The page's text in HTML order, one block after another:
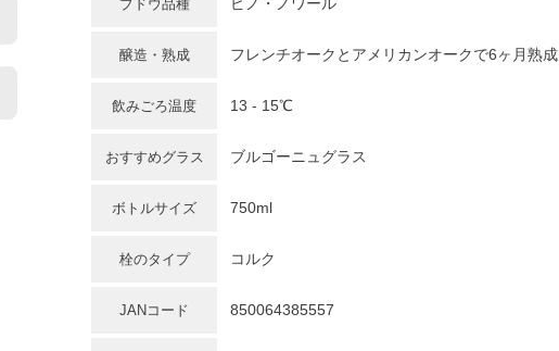
ブドウ品種 ピノ・ノワール
醸造・熟成 フレンチオークとアメリカンオークで6ヶ月熟成
飲みごろ温度 13 - 15℃
おすすめグラス ブルゴーニュグラス
ボトルサイズ 750ml
栓のタイプ コルク
JANコード 850064385557